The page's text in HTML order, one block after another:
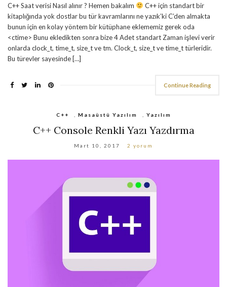
C++ Saat verisi Nasıl alınır ? Hemen bakalım
C++ için standart bir
kitaplığında yok dostlar bu tür kavramlarını ne yazık’ki C’den almakta
bunun için en kolay yöntem bir kütüphane eklememiz gerek oda
<ctime> Bunu ekledikten sonra bize 4 Adet standart Zaman işlevi verir
onlarda clock_t, time_t, size_t ve tm. Clock_t, size_t ve time_t türleridir.
Bu türevler sayesinde […]
Continue Reading
C++ Masaüstü Yazılım Yazılım
C++ Console Renkli Yazı Yazdırma
Mart 10, 2017 2 yorum